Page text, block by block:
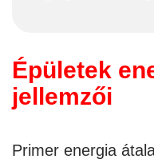
Épületek
jellemzői
Primer energia